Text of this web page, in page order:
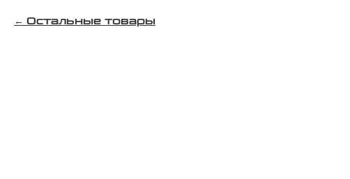
Остальные товары